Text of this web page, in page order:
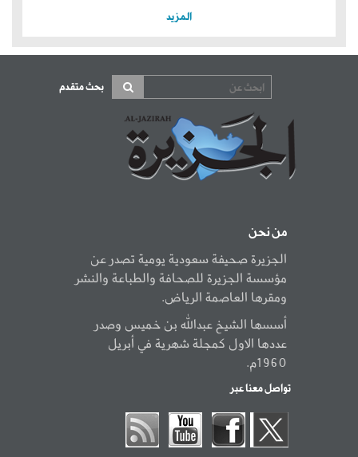
المزيد
بحث متقدم
من نحن
الجزيرة صحيفة سعودية يومية تصدر عن
مؤسسة الجزيرة للصحافة والطباعة والنشر
ومقرها العاصمة الرياض.
أسسها الشيخ عبدالله بن خميس وصدر
عددها الاول كمجلة شهرية في أبريل
1960م.
تواصل معنا عبر